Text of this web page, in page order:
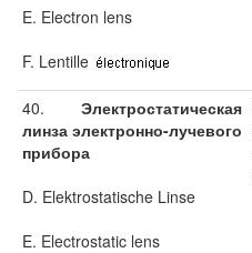
E. Electron lens
F. Lentille
40. Электростатическая
линза электронно-лучевого
прибора
D. Elektrostatische Linse
E. Electrostatic lens